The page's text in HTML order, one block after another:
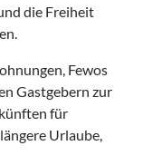
die Freiheit
Fewos
Gastgebern zur
für
Urlaube,